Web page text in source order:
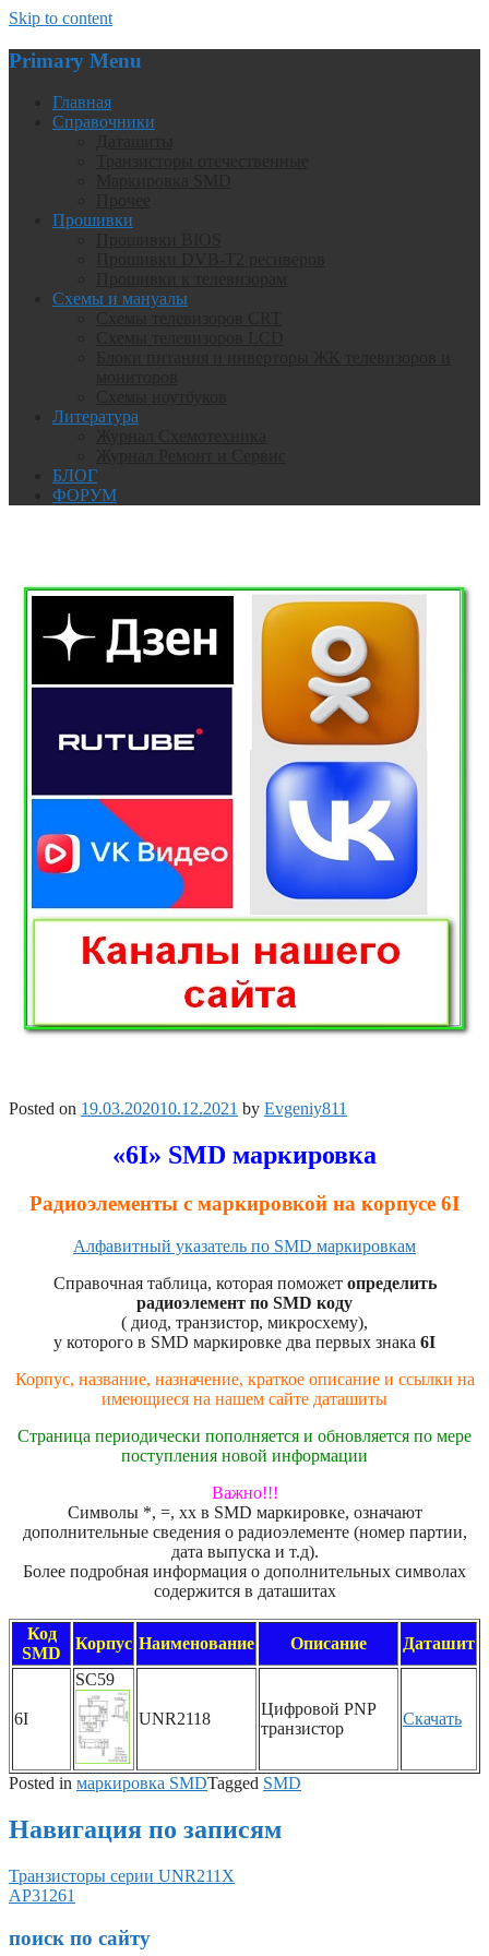
Skip to content
Primary Menu
Главная
Справочники
Прошивки
Схемы и мануалы
Литература
БЛОГ
ФОРУМ
Posted on 19.03.202010.12.2021 by Evgeniy811
«6I» SMD маркировка
Радиоэлементы с маркировкой на корпусе 6I
Алфавитный указатель по SMD маркировкам
Справочная таблица, которая поможет определить
радиоэлемент по SMD коду
( диод, транзистор, микросхему),
у которого в SMD маркировке два первых знака 6I
Корпус, название, назначение, краткое описание и ссылки на
имеющиеся на нашем сайте даташиты
Страница периодически пополняется и обновляется по мере
поступления новой информации
Важно!!!
Символы *, =, xx в SMD маркировке, означают
дополнительные сведения о радиоэлементе (номер партии,
дата выпуска и т.д).
Более подробная информация о дополнительных символах
содержится в даташитах
Код
SMD
Корпус Наименование Описание Даташит
6I
SC59
UNR2118
Цифровой PNP
транзистор
Скачать
Posted in маркировка SMDTagged SMD
Навигация по записям
Транзисторы серии UNR211X
AP31261
поиск по сайту